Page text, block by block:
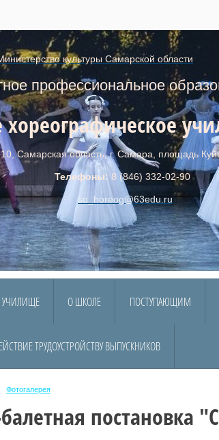
культуры Самарской области
Самарская область, г. Самара, площадь
8 (846) 332-02-90
so_horeog@63edu.ru
УЧИЛИЩЕ О ШКОЛЕ ПОСТУПАЮЩИМ
ТРУДОУСТРОЙСТВУ ВЫПУСКНИКОВ
Фотогалерея
постановка